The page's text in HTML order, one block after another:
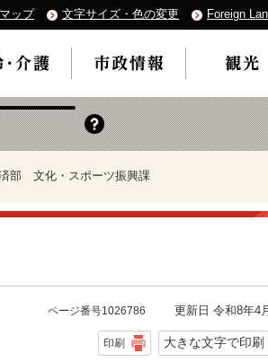
ップ 文字サイズ・色の変更 Foreign
部 文化・スポーツ振興課
ページ番号1026786 更新日 令和8年4
印刷 大きな文字で印刷